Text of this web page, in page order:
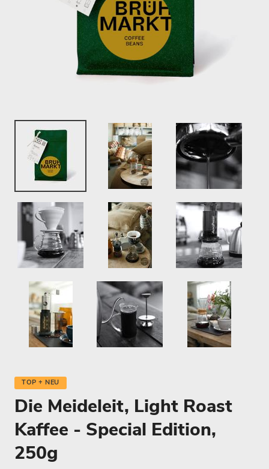
TOP + NEU
Die Meideleit, Light Roast
Kaffee - Special Edition,
250g